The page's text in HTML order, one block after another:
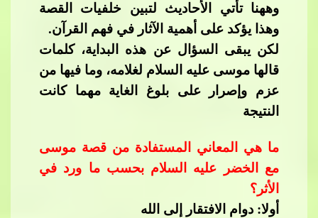
وههنا تأتي الأحاديث لتبين خلفيات القصة
وهذا يؤكد على أهمية الآثار في فهم القرآن.
لكن يبقى السؤال عن هذه البداية، كلمات
قالها موسى عليه السلام لغلامه، وما فيها من
عزم وإصرار على بلوغ الغاية مهما كانت
النتيجة​​
ما هي المعاني المستفادة من قصة موسى
مع الخضر عليه السلام بحسب ما ورد في
الأثر؟
أولا: دوام الافتقار إلى الله